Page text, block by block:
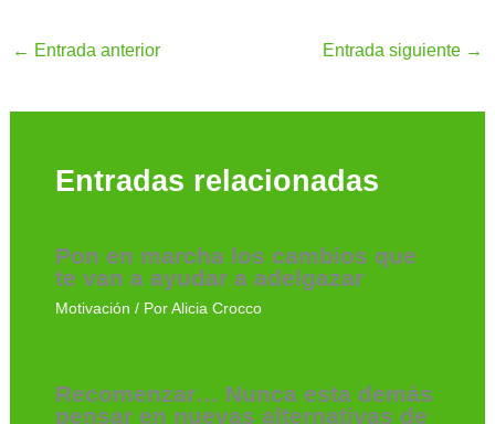
← Entrada anterior Entrada siguiente →
Entradas relacionadas
Pon en marcha los cambios que
te van a ayudar a adelgazar
Motivación / Por Alicia Crocco
Recomenzar… Nunca esta demás
pensar en nuevas alternativas de